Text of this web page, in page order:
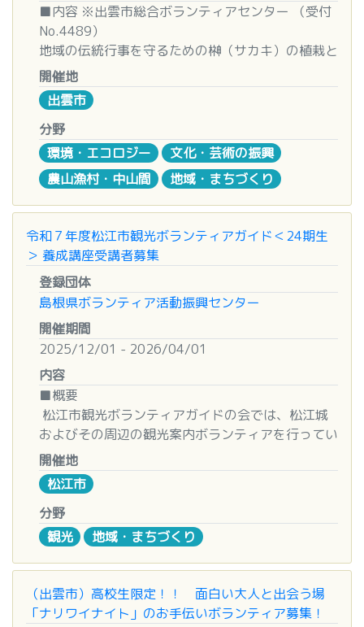
の方。
個人で申し込まれる中学、高校生は保護者の同意
書に記入していただき実行委員会へお送り下さい。
(保護者同伴で参加される場合は必要ありません)
大会前日のみの任務は受付していません。
◆任務場所
大会当日の任務は、実行委員会に一任をいただきま
す。
申込後当日出席できない方は、代理の方を選出の
上、大会事務局に速やかに連絡下さい。
選手受付 : 令和 7 年 12 月 6 日 (土) 9:30 ～ 19:30
受付場所 : 松江市総合体育館アリーナ
(大会前日の主な業務) 選手受付・その他準備関係
(大会当日の主な業務) 走路員・整理員・エイドステ
ーション (給水、給食) ・救護他
◆支給物品等
昼食費 1,000 円
(ジャンバー、帽子は過去の本大会で使用されたも
のでご協力下さい。新規にご協力いただく方、過去
の大会で使用され紛失された方は申込書 (個人)(団
体) 用で申込ください)
◆説明会日程
11 月 17 日 (月) ・ 11 月 18 日 (火) ・ 11 月 20 日
します。(場所 : いきいきプラザ島根) 詳細につきま
しては後日連絡いたします。
■内容 ※出雲市総合ボランティアセンター （受付
No.4489）
地域の伝統行事を守るための榊（サカキ）の植栽と
鹿よけワイヤー設置のお手伝い。
■日時
２０２５年１２月６日（土） ９：００～１２：０
０
■場所
鷺浦ヌカタタニ
※集合は鵜鷺コミュニティセンター駐車場（出雲市
大社町鷺浦１０４４−１）
■対象
どなたでも
■定員
■もちもの
山居は入れる服装、詳しくはセンターまで！
■お問い合わせ先
出雲市総合ボランティアセンター
島根県出雲市松寄下町７０３－１
TEL（０８５３）２１-５４００
※土日もＯＫ♪（朝９時～夕６時まで）
開催地
出雲市
分野
環境・エコロジー
文化・芸術の振興
農山漁村・中山間
地域・まちづくり
令和７年度松江市観光ボランティアガイド＜24期生
＞ 養成講座受講者募集
登録団体
島根県ボランティア活動振興センター
開催期間
2025/12/01 - 2026/04/01
内容
■概要
松江市観光ボランティアガイドの会では、松江城
およびその周辺の観光案内ボランティアを行ってい
ます。
皆さんも観光ボランティアガイドとして、楽しい
旅の思い出のお手伝いをしませんか。
■活動内容
おもに日曜日（月に1回以上）、松江城およびその
周辺をボランティアとして観光案内をします。
そのほか日帰り旅行や一泊研修旅行などに参加い
ただけます。
開催地
松江市
分野
観光
地域・まちづくり
（出雲市）高校生限定！！ 面白い大人と出会う場
「ナリワイナイト」のお手伝いボランティア募集！